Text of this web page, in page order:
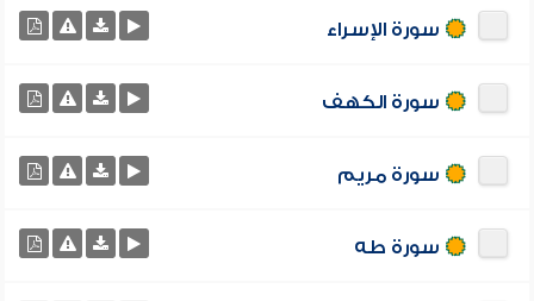
سورة الإسراء
سورة الكهف
سورة مريم
سورة طه